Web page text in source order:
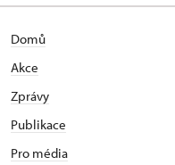
Domů
Akce
Zprávy
Publikace
Pro média